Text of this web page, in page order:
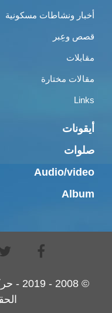
أخبار ونشاطات مسكونية
قصص وعِبر
مقابلات
مقالات مختارة
Links
أيقونات
صلوات
Audio/video
Album
©